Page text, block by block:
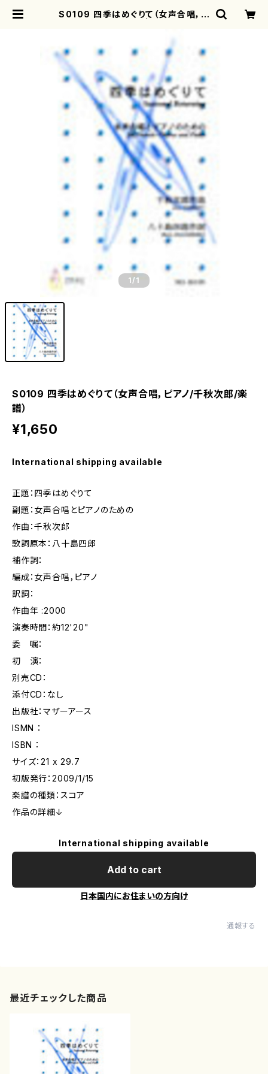
S0109 四季はめぐりて（女声合唱，ピ
1/1
S0109 四季はめぐりて（女声合唱，ピアノ/千秋次郎/楽
譜）
¥1,650
International shipping available
正題：四季はめぐりて
副題：女声合唱とピアノのための
作曲：千秋次郎
歌詞原本：八十島四郎
補作詞：
編成：女声合唱，ピアノ
訳詞：
作曲年 :2000
演奏時間：約12'20"
委 嘱：
初 演：
別売CD：
添付CD：なし
出版社：マザーアース
ISMN ：
ISBN ：
サイズ：21 x 29.7
初版発行：2009/1/15
楽譜の種類：スコア
作品の詳細↓
International shipping available
Add to cart
日本国内にお住まいの方向け
通報する
最近チェックした商品